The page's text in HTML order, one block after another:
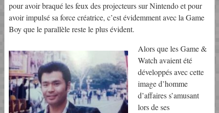
pour avoir braqué les feux des projecteurs sur Nintendo et pour
avoir impulsé sa force créatrice, c’est évidemment avec la Game
Boy que le parallèle reste le plus évident.
Alors que les Game &
Watch avaient été
développés avec cette
image d’homme
d’affaires s’amusant
lors de ses